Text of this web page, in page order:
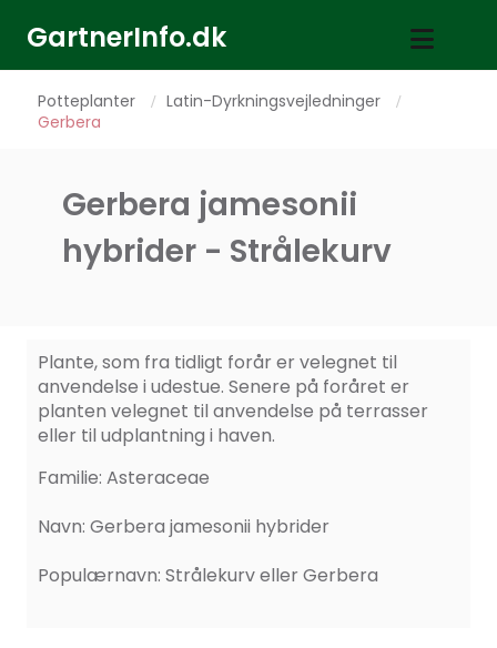
GartnerInfo.dk
Potteplanter / Latin-Dyrkningsvejledninger /
Gerbera
Gerbera jamesonii
hybrider - Strålekurv
Plante, som fra tidligt forår er velegnet til
anvendelse i udestue. Senere på foråret er
planten velegnet til anvendelse på terrasser
eller til udplantning i haven.
Familie: Asteraceae
Navn: Gerbera jamesonii hybrider
Populærnavn: Strålekurv eller Gerbera